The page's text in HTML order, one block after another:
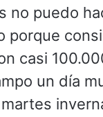
no puedo
porque
casi
un día